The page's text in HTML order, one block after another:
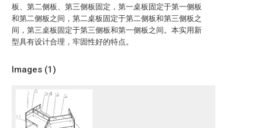
板、第二侧板、第三侧板固定，第一桌板固定于第一侧板
和第二侧板之间，第二桌板固定于第二侧板和第三侧板之
间，第三桌板固定于第三侧板和第一侧板之间。本实用新
型具有设计合理，牢固性好的特点。
Images (1)